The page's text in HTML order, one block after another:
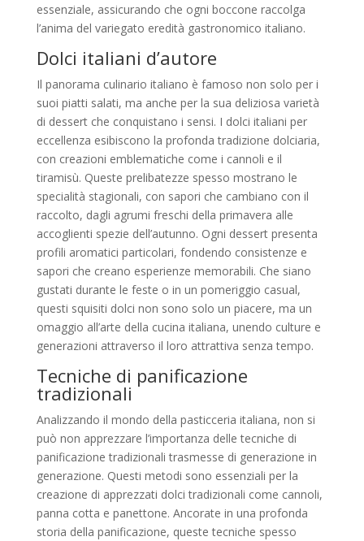
essenziale, assicurando che ogni boccone raccolga
l’anima del variegato eredità gastronomico italiano.
Dolci italiani d’autore
Il panorama culinario italiano è famoso non solo per i
suoi piatti salati, ma anche per la sua deliziosa varietà
di dessert che conquistano i sensi. I dolci italiani per
eccellenza esibiscono la profonda tradizione dolciaria,
con creazioni emblematiche come i cannoli e il
tiramisù. Queste prelibatezze spesso mostrano le
specialità stagionali, con sapori che cambiano con il
raccolto, dagli agrumi freschi della primavera alle
accoglienti spezie dell’autunno. Ogni dessert presenta
profili aromatici particolari, fondendo consistenze e
sapori che creano esperienze memorabili. Che siano
gustati durante le feste o in un pomeriggio casual,
questi squisiti dolci non sono solo un piacere, ma un
omaggio all’arte della cucina italiana, unendo culture e
generazioni attraverso il loro attrattiva senza tempo.
Tecniche di panificazione
tradizionali
Analizzando il mondo della pasticceria italiana, non si
può non apprezzare l’importanza delle tecniche di
panificazione tradizionali trasmesse di generazione in
generazione. Questi metodi sono essenziali per la
creazione di apprezzati dolci tradizionali come cannoli,
panna cotta e panettone. Ancorate in una profonda
storia della panificazione, queste tecniche spesso